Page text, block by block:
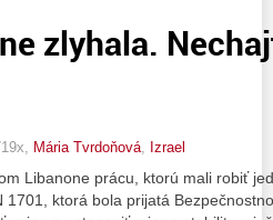
zlyhala.
Mária Tvrdoňová Izrael
Libanone prácu, ktorú mali robiť
1701, ktorá bola prijatá